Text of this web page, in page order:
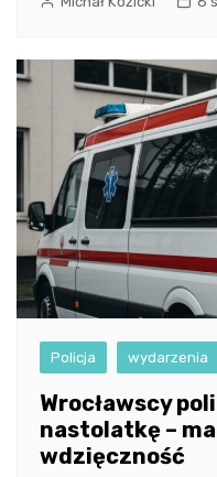
Policja wydarzenia
Wrocławscy
nastolatkę –
wdzięczność